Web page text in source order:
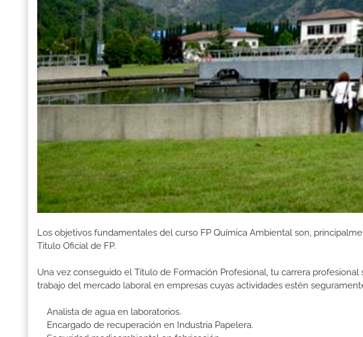
Los objetivos fundamentales del curso FP Química Ambiental son,
Titulo Oficial de FP.
Una vez conseguido el Título de Formación Profesional, tu carrera
trabajo del mercado laboral en empresas cuyas actividades estén
Analista de agua en laboratorios.
Encargado de recuperación en Industria Papelera.